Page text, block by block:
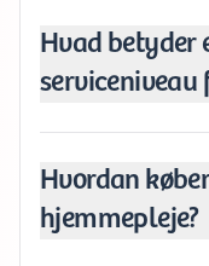
Hvad betyder
serviceniveau
Hvordan
hjemmepleje?